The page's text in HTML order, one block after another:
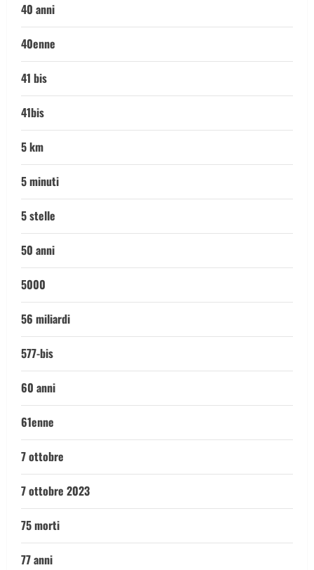
40 anni
40enne
41 bis
41bis
5 km
5 minuti
5 stelle
50 anni
5000
56 miliardi
577-bis
60 anni
61enne
7 ottobre
7 ottobre 2023
75 morti
77 anni